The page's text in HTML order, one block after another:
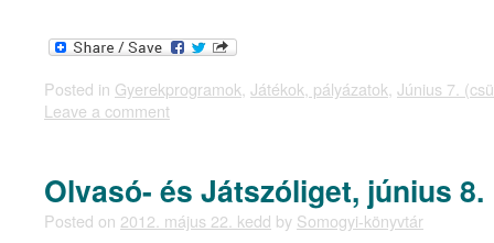
Posted in Gyerekprogramok, Játékok, pályázatok, Június 7.
Leave a comment
Olvasó- és Játszóliget, június 8.
Posted on 2012. május 22. kedd by Somogyi-könyvtár